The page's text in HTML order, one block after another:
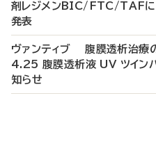
剤レジメンBIC/FTC/TAFに
発表
ヴァンティブ 腹膜透析治療
4.25 腹膜透析液 UV ツイン
知らせ